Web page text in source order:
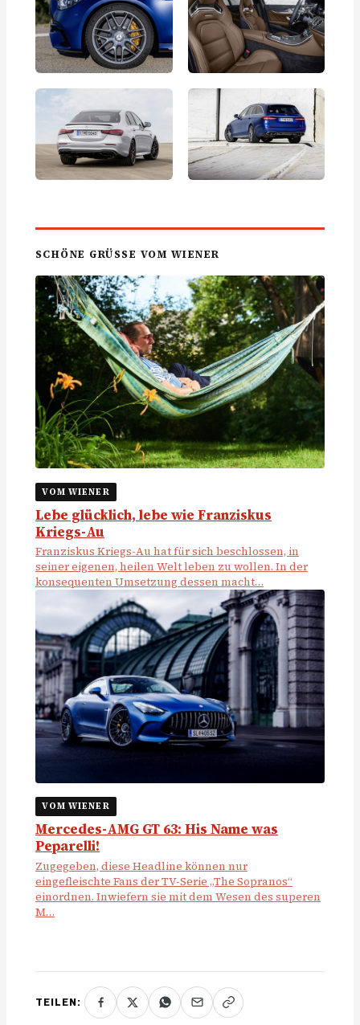
SCHÖNE GRÜSSE VOM WIENER
VOM WIENER
Lebe glücklich, lebe wie Franziskus
Kriegs-Au
Franziskus Kriegs-Au hat für sich beschlossen, in
seiner eigenen, heilen Welt leben zu wollen. In der
konsequenten Umsetzung dessen macht…
VOM WIENER
Mercedes-AMG GT 63: His Name was
Peparelli!
Zugegeben, diese Headline können nur
eingefleischte Fans der TV-Serie „The Sopranos“
einordnen. Inwiefern sie mit dem Wesen des superen
M…
TEILEN: